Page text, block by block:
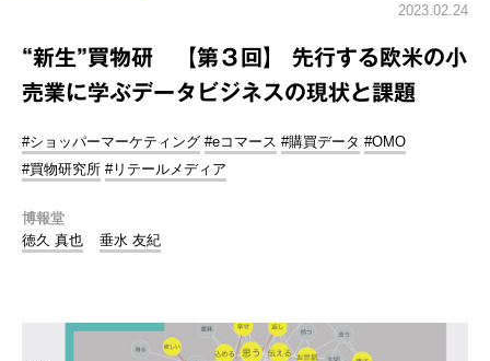
2023.02.24
“新生”買物研 【第３回】 先行する欧米の小
売業に学ぶデータビジネスの現状と課題
#ショッパーマーケティング #eコマース #購買データ #OMO
#買物研究所 #リテールメディア
博報堂
徳久 真也
垂水 友紀